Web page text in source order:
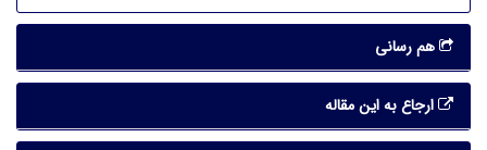
هم رسانی
ارجاع به این مقاله